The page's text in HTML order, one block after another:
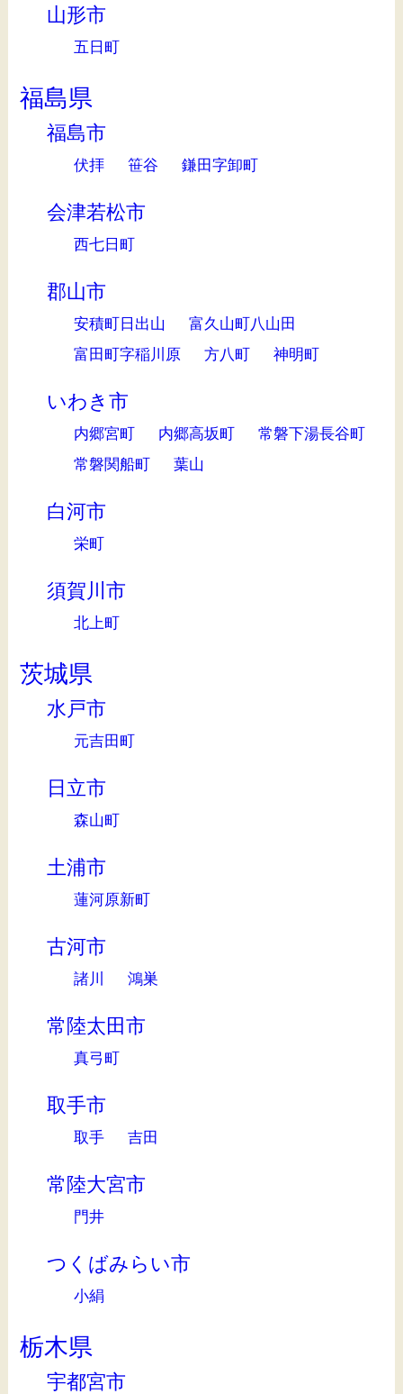
山形市
五日町
福島県
福島市
伏拝 笹谷 鎌田字卸町
会津若松市
西七日町
郡山市
安積町日出山
富久山町八山田
富田町字稲川原
方八町 神明町
いわき市
内郷宮町 内郷高坂町
常磐下湯長谷町
常磐関船町
葉山
白河市
栄町
須賀川市
北上町
茨城県
水戸市
元吉田町
日立市
森山町
土浦市
蓮河原新町
古河市
諸川 鴻巣
常陸太田市
真弓町
取手市
取手 吉田
常陸大宮市
門井
つくばみらい市
小絹
栃木県
宇都宮市